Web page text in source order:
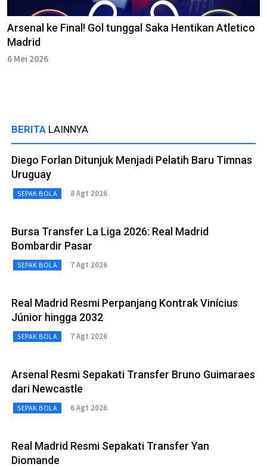
Arsenal ke Final! Gol tunggal Saka Hentikan Atletico
Madrid
6 Mei 2026
BERITA LAINNYA
Diego Forlan Ditunjuk Menjadi Pelatih Baru Timnas
Uruguay
SEPAK BOLA 8 Agt 2026
Bursa Transfer La Liga 2026: Real Madrid
Bombardir Pasar
SEPAK BOLA 7 Agt 2026
Real Madrid Resmi Perpanjang Kontrak Vinícius
Júnior hingga 2032
SEPAK BOLA 7 Agt 2026
Arsenal Resmi Sepakati Transfer Bruno Guimaraes
dari Newcastle
SEPAK BOLA 6 Agt 2026
Real Madrid Resmi Sepakati Transfer Yan
Diomande